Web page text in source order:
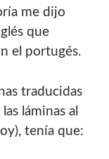
la UNETdonde dí
gustado
y
este blog.
me dijo
que
el portugés.
traducidas
láminas al
tenía que: